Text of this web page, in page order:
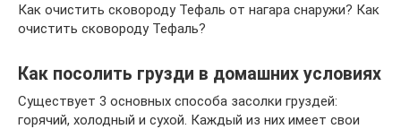
Как очистить сковороду Тефаль от нагара снаружи? Как
очистить сковороду Тефаль?
Как посолить грузди в домашних условиях
Существует 3 основных способа засолки груздей:
горячий, холодный и сухой. Каждый из них имеет свои